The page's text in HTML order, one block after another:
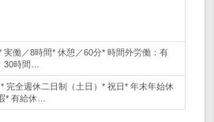
働／8時間* 休憩／60分* 時間外労働：有
30時間…
完全週休二日制（土日）* 祝日* 年末年始休
* 有給休…